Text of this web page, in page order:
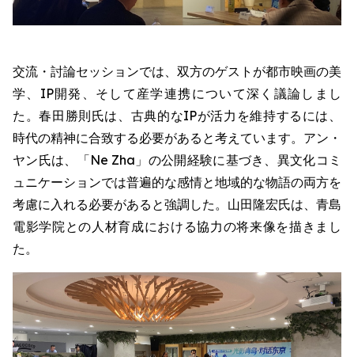
交流・討論セッションでは、双方のゲストが都市映画の美
学、IP開発、そして産学連携について深く議論しまし
た。春田勝則氏は、古典的なIPが活力を維持するには、
時代の精神に合致する必要があると考えています。アン・
ヤン氏は、「Ne Zha」の公開経験に基づき、異文化コミ
ュニケーションでは普遍的な感情と地域的な物語の両方を
考慮に入れる必要があると強調した。山田隆宏氏は、青島
電影学院との人材育成における協力の将来像を描きまし
た。